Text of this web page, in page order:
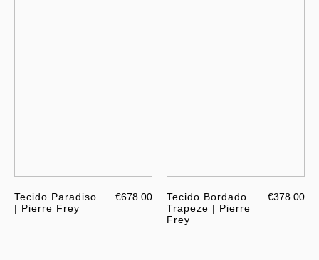
Tecido Paradiso
| Pierre Frey
€678.00
Tecido Bordado
Trapeze | Pierre
Frey
€378.00